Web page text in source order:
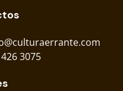
3075